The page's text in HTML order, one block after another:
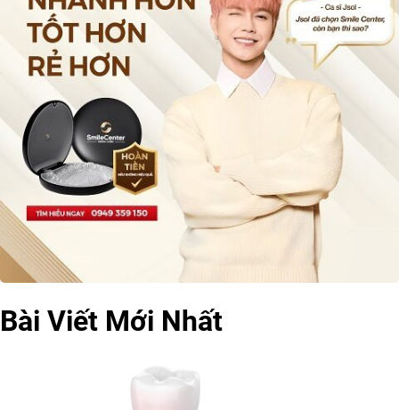
Bài Viết Mới Nhất